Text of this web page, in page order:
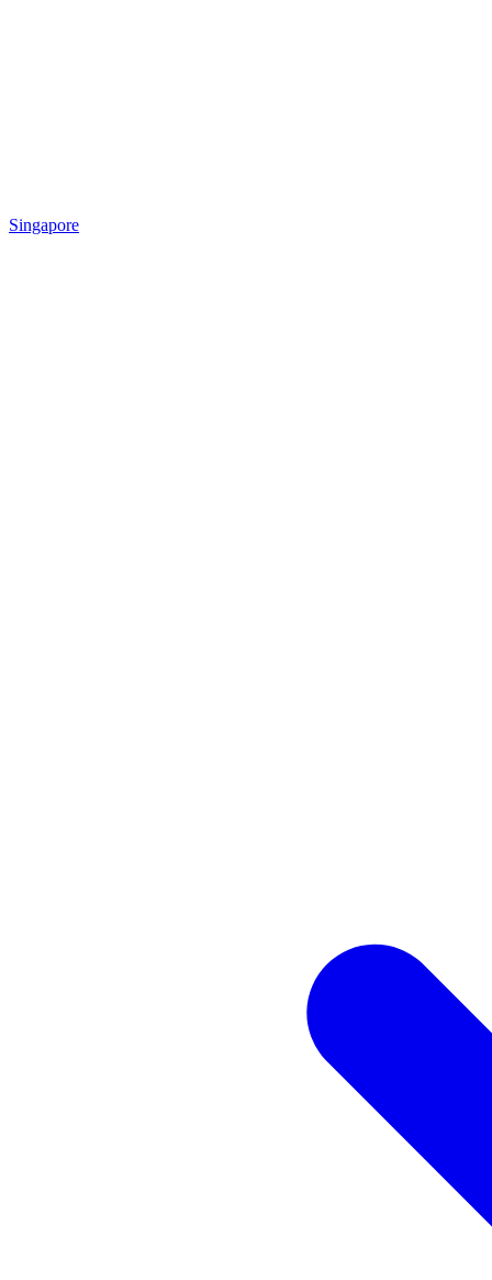
Singapore